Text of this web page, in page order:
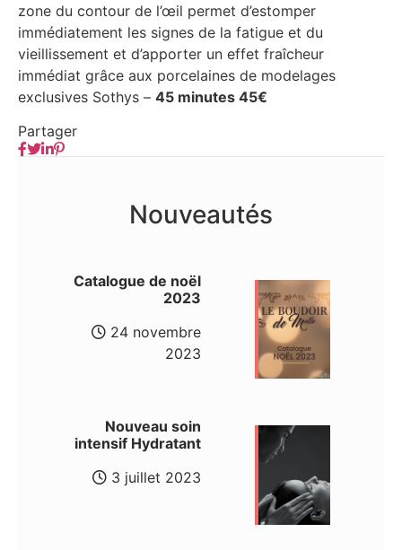
zone du contour de l’œil permet d’estomper
immédiatement les signes de la fatigue et du
vieillissement et d’apporter un effet fraîcheur
immédiat grâce aux porcelaines de modelages
exclusives Sothys – 45 minutes 45€
Partager
Nouveautés
Catalogue de noël
2023
24 novembre
2023
Nouveau soin
intensif Hydratant
3 juillet 2023